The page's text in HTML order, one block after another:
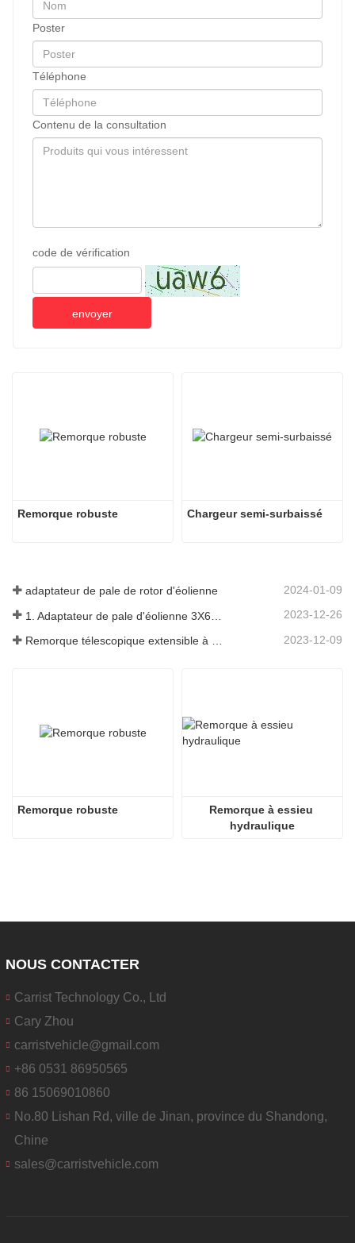
Poster
Téléphone
Contenu de la consultation
code de vérification
envoyer
Remorque robuste Chargeur semi-surbaissé
adaptateur de pale de rotor d'éolienne 2024-01-09
2023-12-26
2023-12-09
Remorque robuste
Remorque à essieu
hydraulique
NOUS CONTACTER
Carrist Technology Co., Ltd
Cary Zhou
carristvehicle@gmail.com
+86 0531 86950565
86 15069010860
No.80 Lishan Rd, ville de Jinan, province du Shandong,
Chine
sales@carristvehicle.com